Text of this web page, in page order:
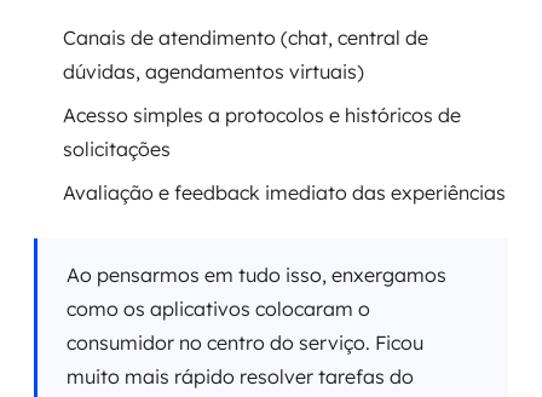
Canais de atendimento (chat, central de
dúvidas, agendamentos virtuais)
Acesso simples a protocolos e históricos de
solicitações
Avaliação e feedback imediato das experiências
Ao pensarmos em tudo isso, enxergamos
como os aplicativos colocaram o
consumidor no centro do serviço. Ficou
muito mais rápido resolver tarefas do